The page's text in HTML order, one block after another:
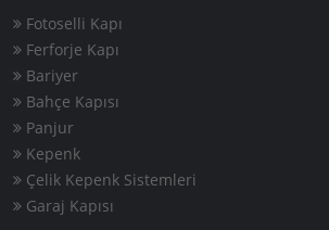
Fotoselli Kapı
Ferforje Kapı
Bariyer
Bahçe Kapısı
Panjur
Kepenk
Çelik Kepenk Sistemleri
Garaj Kapısı